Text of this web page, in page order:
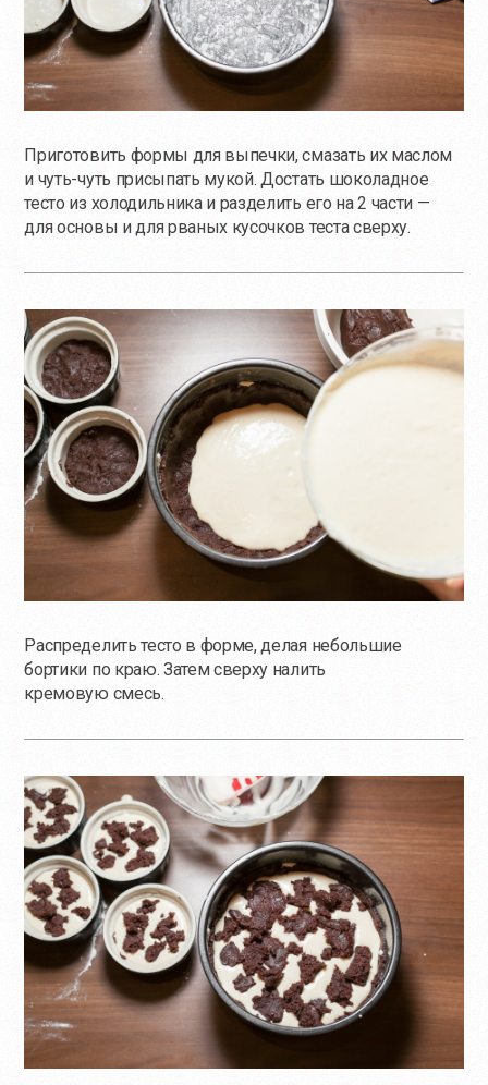
Приготовить формы для выпечки, смазать их маслом
и чуть-чуть присыпать мукой. Достать шоколадное
тесто из холодильника и разделить его на 2 части —
для основы и для рваных кусочков теста сверху.
Распределить тесто в форме, делая небольшие
бортики по краю. Затем сверху налить
кремовую смесь.